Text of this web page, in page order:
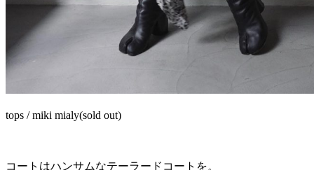
tops / miki mialy(sold out)
コートはハンサムなテーラードコートを。